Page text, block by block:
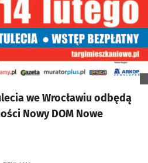
we Wrocławiu odbędą
Nowy DOM Nowe